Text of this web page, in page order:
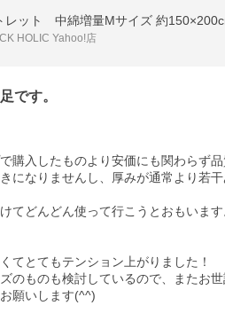
レット 中綿増量Mサイズ 約
HOLIC Yahoo!店
です。
購入したものより安価にも関わらず品
になりませんし、厚みが通常より若干
てどんどん使って行こうとおもいます
てとてもテンション上がりました！
のものも検討しているので、またお世
願いします(^^)